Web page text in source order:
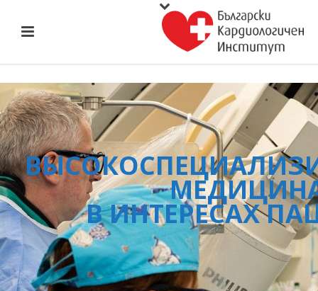
В ИНТЕРЕСАХ